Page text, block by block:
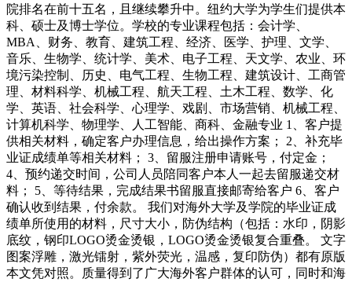
院排名在前十五名，且继续攀升中。纽约大学为学生们提供本
科、硕士及博士学位。学校的专业课程包括：会计学、
MBA、财务、教育、建筑工程、经济、医学、护理、文学、
音乐、生物学、统计学、美术、电子工程、天文学、农业、环
境污染控制、历史、电气工程、生物工程、建筑设计、工商管
理、材料科学、机械工程、航天工程、土木工程、数学、化
学、英语、社会科学、心理学、戏剧、市场营销、机械工程、
计算机科学、物理学、人工智能、商科、金融专业 1、客户提
供相关材料，确定客户办理信息，给出操作方案； 2、补充毕
业证成绩单等相关材料； 3、留服注册申请账号，付定金；
4、预约递交时间，公司人员陪同客户本人一起去留服递交材
料； 5、等待结果，完成结果书留服直接邮寄给客户 6、客户
确认收到结果，付余款。 我们对海外大学及学院的毕业证成
绩单所使用的材料，尺寸大小，防伪结构（包括：水印，阴影
底纹，钢印LOGO烫金烫银，LOGO烫金烫银复合重叠。 文字
图案浮雕，激光镭射，紫外荧光，温感，复印防伪）都有原版
本文凭对照。质量得到了广大海外客户群体的认可，同时和海